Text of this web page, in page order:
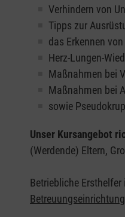
Verhindern von
Tipps zur
das Erkennen
Herz-Lungen-
Maßnahmen bei
Maßnahmen bei
sowie
Unser Kursangebot
(Werdende) Eltern,
Betriebliche